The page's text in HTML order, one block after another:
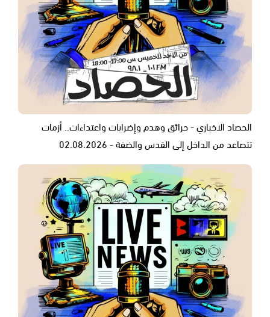
الحصاد الاخباري - حرائق وهدم وإضرابات واعتداءات.. أزمات
تتصاعد من الداخل إلى القدس والضفة - 02.08.2026